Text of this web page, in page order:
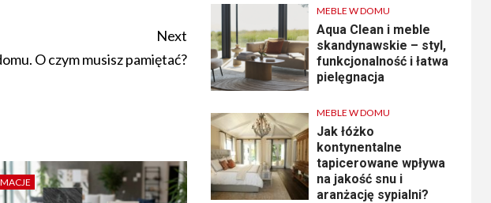
Next
O czym musisz pamiętać?
MEBLE W DOMU
Aqua Clean i meble
skandynawskie – styl,
funkcjonalność i łatwa
pielęgnacja
MEBLE W DOMU
Jak łóżko
kontynentalne
tapicerowane wpływa
na jakość snu i
aranżację sypialni?